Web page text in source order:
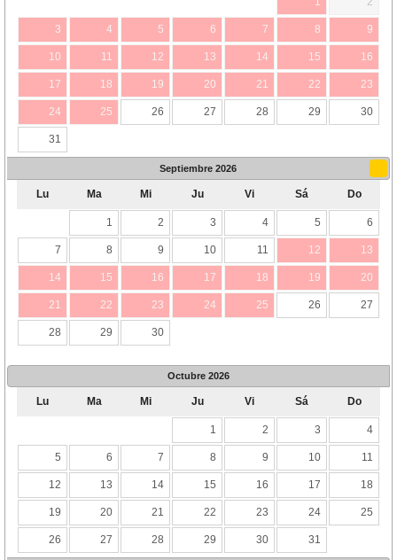
3 4 5 6 7 8 9
10 11 12 13 14 15 16
17 18 19 20 21 22 23
24 25 26 27 28 29 30
31
Septiembre 2026
Lu Ma Mi Ju Vi Sá Do
1 2 3 4 5 6
7 8 9 10 11 12 13
14 15 16 17 18 19 20
21 22 23 24 25 26 27
28 29 30
Octubre 2026
Lu Ma Mi Ju Vi Sá Do
1 2 3 4
5 6 7 8 9 10 11
12 13 14 15 16 17 18
19 20 21 22 23 24 25
26 27 28 29 30 31